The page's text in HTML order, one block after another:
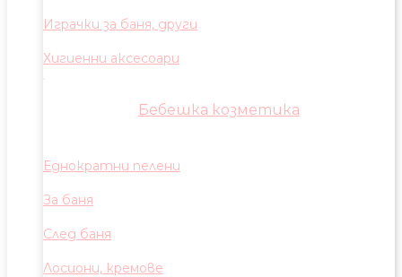
Играчки за баня, други
Хигиенни аксесоари
Бебешка козметика
Еднократни пелени
За баня
След баня
Лосиони, кремове